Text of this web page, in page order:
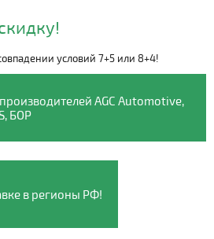
о компании
условий 7+5 или 8+4!
AGC Automotive,
БОР
в регионы РФ!